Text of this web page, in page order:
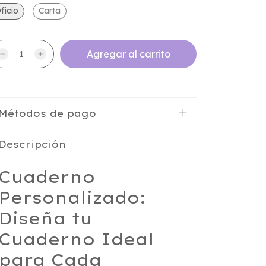
Carta
de pago
tu
Ideal
Cada